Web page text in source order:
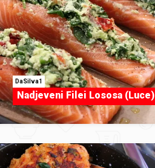
DaSilva1
Nadjeveni Filei Lososa (Luce)